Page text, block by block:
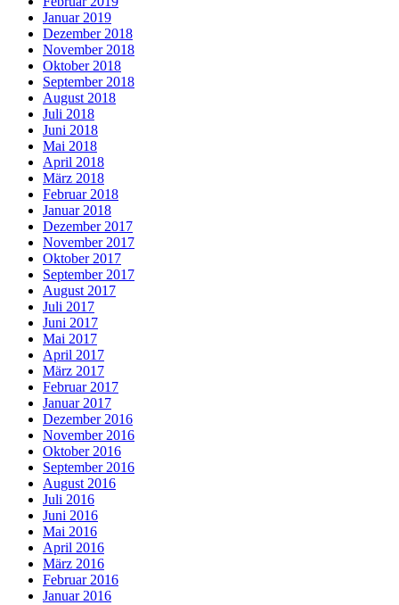
Januar 2019
Dezember 2018
November 2018
Oktober 2018
September 2018
August 2018
Juli 2018
Juni 2018
Mai 2018
April 2018
März 2018
Februar 2018
Januar 2018
Dezember 2017
November 2017
Oktober 2017
September 2017
August 2017
Juli 2017
Juni 2017
Mai 2017
April 2017
März 2017
Februar 2017
Januar 2017
Dezember 2016
November 2016
Oktober 2016
September 2016
August 2016
Juli 2016
Juni 2016
Mai 2016
April 2016
März 2016
Februar 2016
Januar 2016